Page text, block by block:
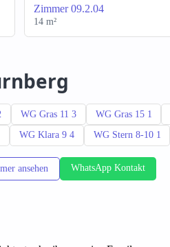
Zimmer 09.2.04
14 m²
WG Gras 11 3 WG Gras 15 1
WG Klara 9 4 WG Stern 8-10 1
ansehen WhatsApp Kontakt